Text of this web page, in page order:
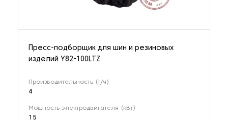
Пресс-подборщик для шин и резиновых
изделий Y82-100LTZ
Производительность (т/ч)
4
Мощность электродвигателя (кВт)
15